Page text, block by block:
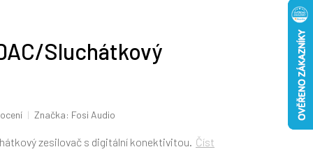
zesilovač s digitální konektivitou. Číst
Sluchátkový
Značka: Fosi Audio